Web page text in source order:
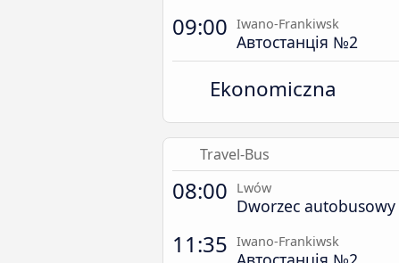
09:00 Iwano-Frankiwsk
Автостанція №2
Ekonomiczna
Travel-Bus
08:00 Lwów
Dworzec
11:35 Iwano-Frankiwsk